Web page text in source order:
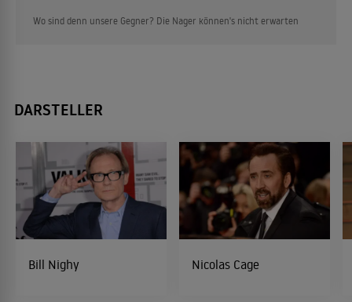
Wo sind denn unsere Gegner? Die Nager können's nicht erwarten
DARSTELLER
Bill Nighy Nicolas Cage